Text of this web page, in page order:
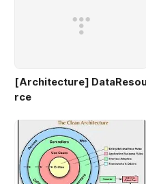
[Architecture]
rce